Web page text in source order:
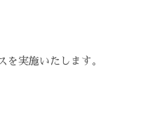
を実施いたします。